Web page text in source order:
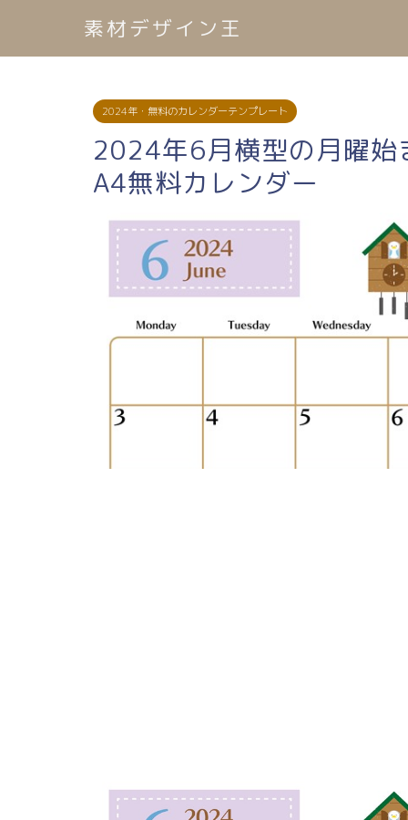
素材デザイン王
2024年・無料のカレンダーテンプレート
2024年6月横型の月曜始
A4無料カレンダー